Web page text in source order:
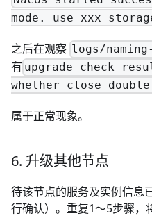
mode. use xxx
之后在观察 logs/
有 upgrade check
whether close
属于正常现象。
6. 升级其他节点
待该节点的服务及实例信息
行确认）。重复1～5步骤